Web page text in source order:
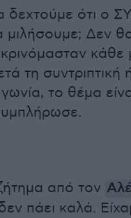
ότι ο
μιλήσουμε; Δεν
κάθε
τη συντριπτική
το θέμα
από τον
πάει καλά.